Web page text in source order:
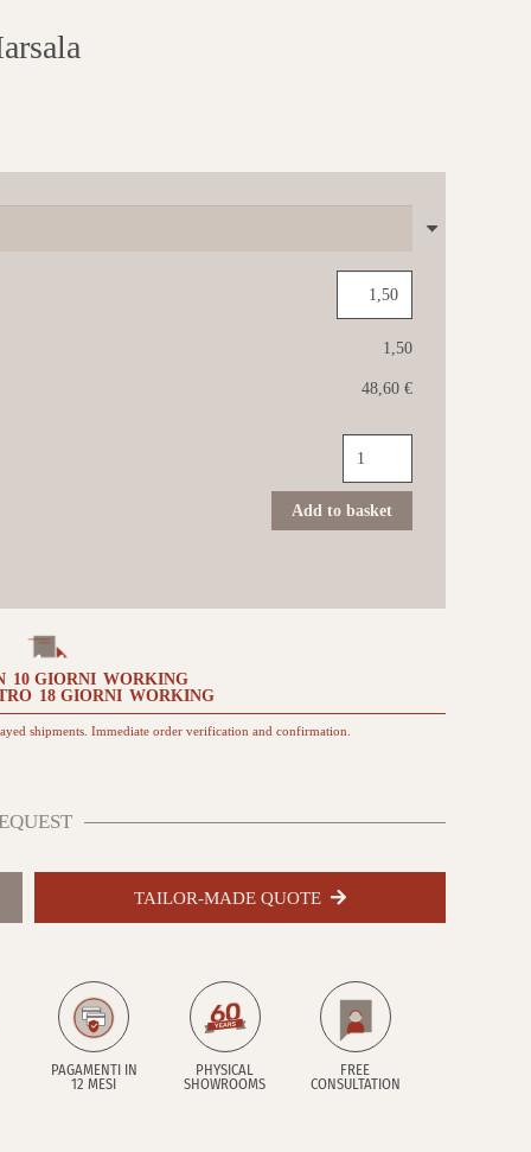
1,50
48,60 €
Color
Line
25x75
Marsala
Add to basket
10 GIORNI WORKING
18 GIORNI WORKING
shipments. Immediate order verification and confirmation.
TAILOR-MADE QUOTE
PAGAMENTI IN
12 MESI
PHYSICAL
SHOWROOMS
FREE
CONSULTATION